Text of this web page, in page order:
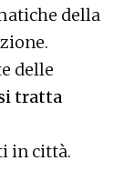
della
delle
tratta
in città.